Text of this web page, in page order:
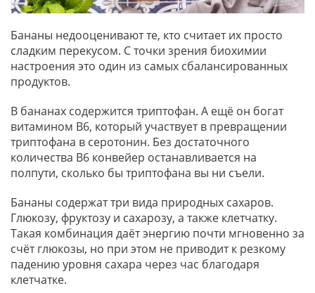
Бананы недооценивают те, кто считает их просто
сладким перекусом. С точки зрения биохимии
настроения это один из самых сбалансированных
продуктов.
В бананах содержится триптофан. А ещё он богат
витамином B6, который участвует в превращении
триптофана в серотонин. Без достаточного
количества B6 конвейер останавливается на
полпути, сколько бы триптофана вы ни съели.
Бананы содержат три вида природных сахаров.
Глюкозу, фруктозу и сахарозу, а также клетчатку.
Такая комбинация даёт энергию почти мгновенно за
счёт глюкозы, но при этом не приводит к резкому
падению уровня сахара через час благодаря
клетчатке.